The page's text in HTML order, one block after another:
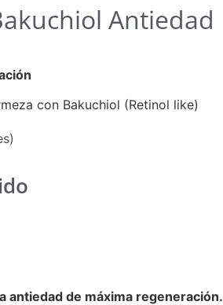
Antiedad
con Bakuchiol (Retinol like)
antiedad de máxima regeneración.